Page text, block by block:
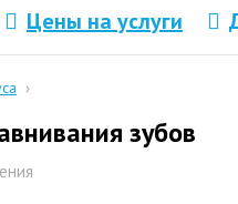
Цены на услуги
›
зубов